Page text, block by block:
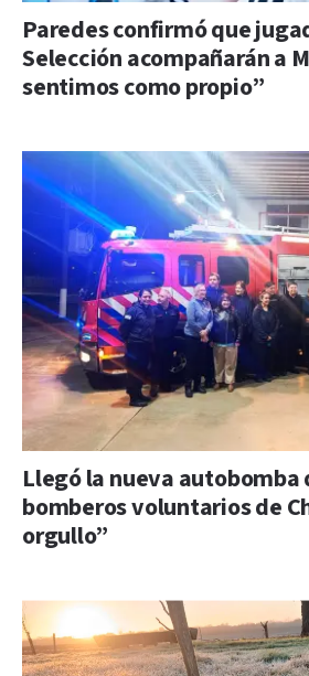
Paredes confirmó que
Selección acompañarán a
sentimos como propio”
Llegó la nueva autobomba
bomberos voluntarios de
orgullo”